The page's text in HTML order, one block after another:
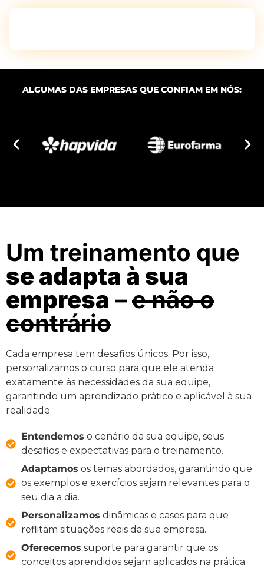
ALGUMAS DAS EMPRESAS QUE CONFIAM EM NÓS:
Um treinamento que
se adapta à sua
empresa –e não o
contrário
Cada empresa tem desafios únicos. Por isso,
personalizamos o curso para que ele atenda
exatamente às necessidades da sua equipe,
garantindo um aprendizado prático e aplicável à sua
realidade.
Entendemos o cenário da sua equipe, seus
desafios e expectativas para o treinamento.
Adaptamos os temas abordados, garantindo que
os exemplos e exercícios sejam relevantes para o
seu dia a dia.
Personalizamos dinâmicas e cases para que
reflitam situações reais da sua empresa.
Oferecemos suporte para garantir que os
conceitos aprendidos sejam aplicados na prática.